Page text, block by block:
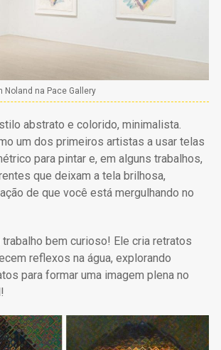
Noland na Pace Gallery
abstrato e colorido, minimalista.
um dos primeiros artistas a usar telas
para pintar e, em alguns trabalhos,
que deixam a tela brilhosa,
de que você está mergulhando no
trabalho bem curioso! Ele cria retratos
reflexos na água, explorando
para formar uma imagem plena no